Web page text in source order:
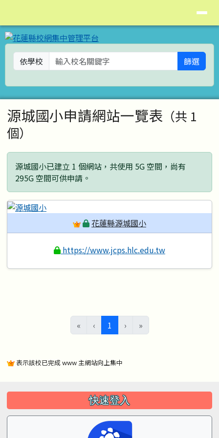
依學校 篩選
主內容區域
源城國小申請網站一覽表 （共 1
個）
源城國小已建立 1 個網站，共使用 5G 空間，尚有
295G 空間可供申請。
花蓮縣源城國小
https://www.jcps.hlc.edu.tw
« ‹ 1 (目前頁次)
› »
表示該校已完成 www 主網站向上集中
左邊區域內容 快速登入
頁尾區域